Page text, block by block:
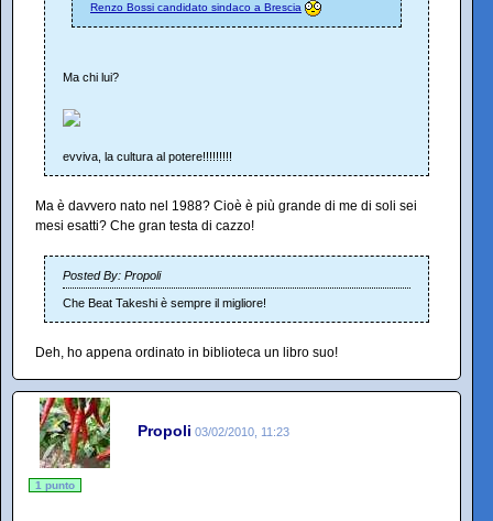
Renzo Bossi candidato sindaco a Brescia
Ma chi lui?
evviva, la cultura al potere!!!!!!!!!
Ma è davvero nato nel 1988? Cioè è più grande di me di soli sei
mesi esatti? Che gran testa di cazzo!
Posted By: Propoli
Che Beat Takeshi è sempre il migliore!
Deh, ho appena ordinato in biblioteca un libro suo!
Propoli 03/02/2010, 11:23
1 punto